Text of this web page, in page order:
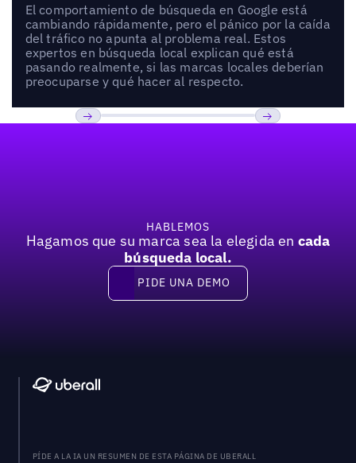
El comportamiento de búsqueda en Google está
cambiando rápidamente, pero el pánico por la caída
del tráfico no apunta al problema real. Estos
expertos en búsqueda local explican qué está
pasando realmente, si las marcas locales deberían
preocuparse y qué hacer al respecto.
HABLEMOS
Hagamos que su marca sea la elegida en cada
búsqueda local.
Pide una demo
PIDE UNA DEMO
PÍDE A LA IA UN RESUMEN DE ESTA PÁGINA DE UBERALL